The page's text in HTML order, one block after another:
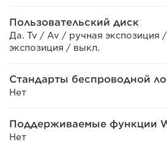
Пользовательский диск
Да. Tv / Av / ручная экспозиция
экспозиция / выкл.
Стандарты беспроводной
Нет
Поддерживаемые функции
Нет